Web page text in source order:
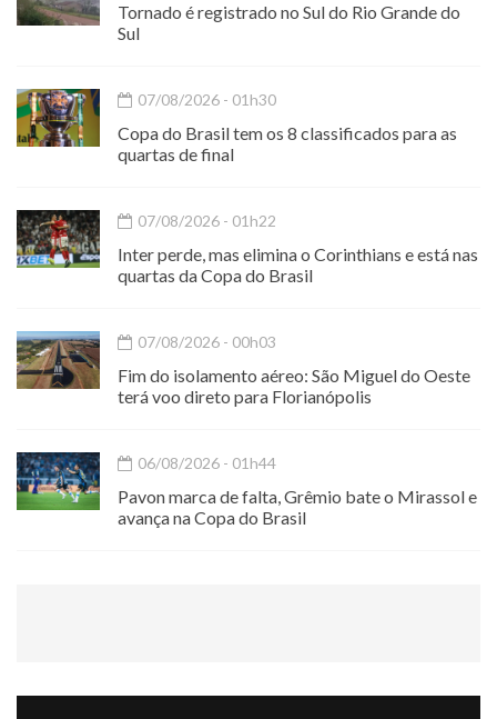
Tornado é registrado no Sul do Rio Grande do
Sul
07/08/2026 - 01h30
Copa do Brasil tem os 8 classificados para as
quartas de final
07/08/2026 - 01h22
Inter perde, mas elimina o Corinthians e está nas
quartas da Copa do Brasil
07/08/2026 - 00h03
Fim do isolamento aéreo: São Miguel do Oeste
terá voo direto para Florianópolis
06/08/2026 - 01h44
Pavon marca de falta, Grêmio bate o Mirassol e
avança na Copa do Brasil